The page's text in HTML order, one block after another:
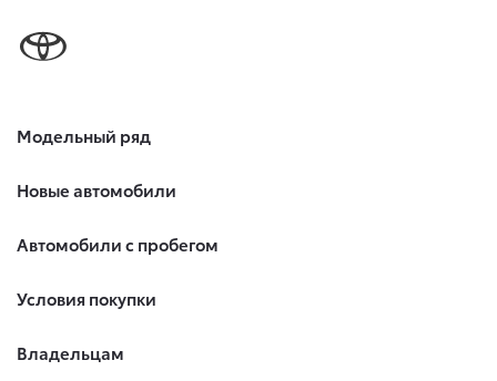
Модельный ряд
Новые автомобили
Автомобили с пробегом
Условия покупки
Владельцам